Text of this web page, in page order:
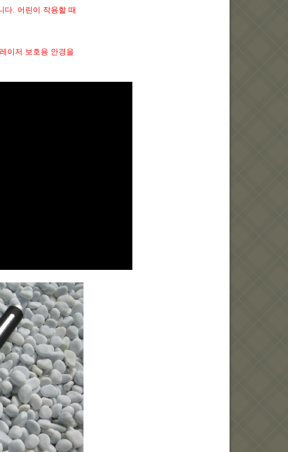
다. 어린이 작용할 때
이저 보호용 안경을